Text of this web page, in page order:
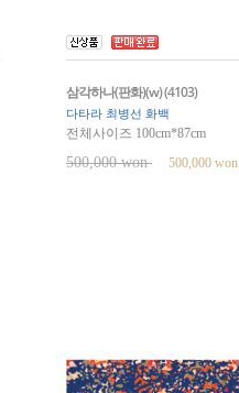
삼각하나(판화)(w) (4103)
다타라 최병선 화백
전체사이즈 100cm*87cm
500,000 won 500,000 won